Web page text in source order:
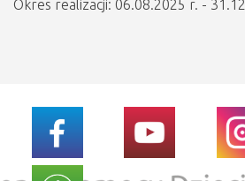
Okres realizacji: 06.08.2025 r. -